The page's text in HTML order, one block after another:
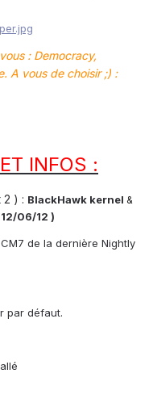
: Democracy,
A vous de choisir ;) :
INFOS :
2 ) : BlackHawk kernel &
06/12 )
de la dernière Nightly
par défaut.